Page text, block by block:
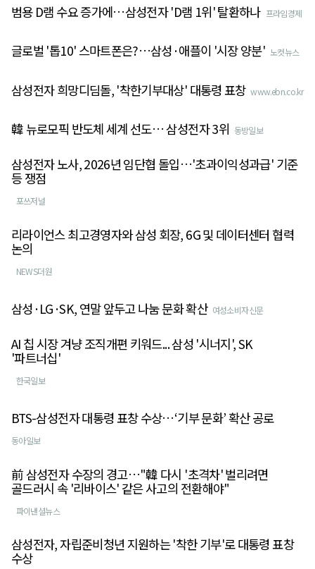
범용 D램 수요 증가에…삼성전자 'D램 1위' 탈환하나 프라임경제
글로벌 '톱10' 스마트폰은?…삼성·애플이 '시장 양분' 노컷뉴스
삼성전자 희망디딤돌, '착한기부대상' 대통령 표창 www.ebn.co.kr
韓 뉴로모픽 반도체 세계 선도… 삼성전자 3위 동방일보
삼성전자 노사, 2026년 임단협 돌입…'초과이익성과급' 기준
등 쟁점
포쓰저널
리라이언스 최고경영자와 삼성 회장, 6G 및 데이터센터 협력
논의
NEWS더원
삼성·LG·SK, 연말 앞두고 나눔 문화 확산 여성소비자신문
AI 칩 시장 겨냥 조직개편 키워드... 삼성 '시너지', SK
'파트너십'
한국일보
BTS-삼성전자 대통령 표창 수상…‘기부 문화’ 확산 공로
동아일보
前 삼성전자 수장의 경고…"韓 다시 '초격차' 벌리려면
골드러시 속 '리바이스' 같은 사고의 전환해야"
파이낸셜뉴스
삼성전자, 자립준비청년 지원하는 '착한 기부'로 대통령 표창
수상